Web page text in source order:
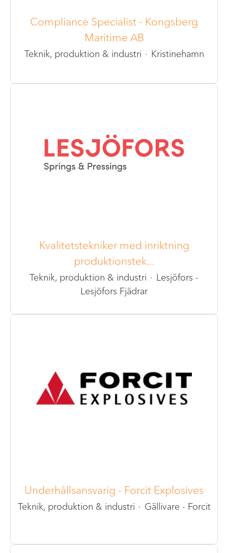
Compliance Specialist - Kongsberg
Maritime AB
Teknik, produktion & industri · Kristinehamn
Kvalitetstekniker med inriktning
produktionstek...
Teknik, produktion & industri · Lesjöfors -
Lesjöfors Fjädrar
Underhållsansvarig - Forcit Explosives
Teknik, produktion & industri · Gällivare - Forcit